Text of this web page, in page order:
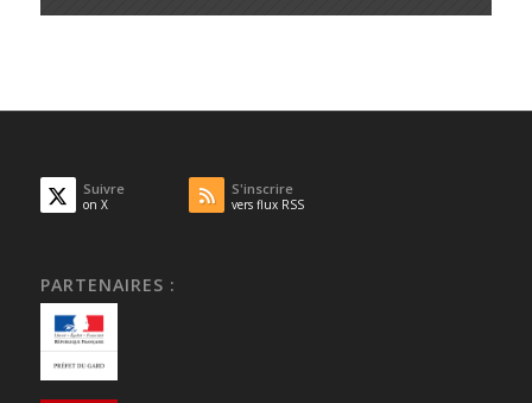
Suivre
on X
S'inscrire
vers flux RSS
PARTENAIRES :